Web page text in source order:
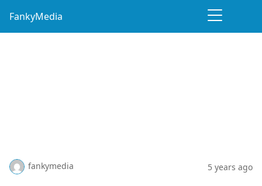
FankyMedia
fankymedia 5 years ago